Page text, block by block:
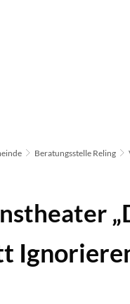
Beratungsstelle Reling